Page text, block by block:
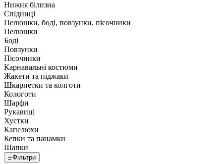
Нижня білизна
Спідниці
Пелюшки, боді, повзунки, пісочники
Пелюшки
Боді
Повзунки
Пісочники
Карнавальні костюми
Жакети та піджаки
Шкарпетки та колготи
Кологоти
Шарфи
Рукавиці
Хустки
Капелюхи
Кепки та панамки
Шапки
Фільтри